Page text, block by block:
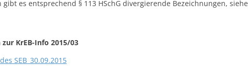
es entsprechend § 113 HSchG divergierende Bezeichnungen, siehe
KrEB-Info 2015/03
des SEB_30.09.2015